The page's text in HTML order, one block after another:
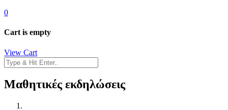
0
Cart is empty
View Cart
Μαθητικές εκδηλώσεις